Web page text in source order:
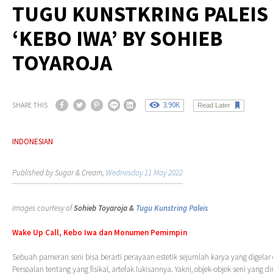
TUGU KUNSTKRING PALEIS
‘KEBO IWA’ BY SOHIEB
TOYAROJA
SHARE THIS 3.90K Read Later
INDONESIAN
Published by Sugar & Cream, Wednesday 11 May 2022
Images courtesy ofSohieb Toyaroja & Tugu Kunstring Paleis
Wake Up Call, Kebo Iwa dan Monumen Pemimpin
Sebuah pameran seni bisa berarti perayaan estetik sejumlah karya yang digelar
Persoalan tentang yang fisikal, artefak lukisannya. Yakni, objek-objek seni yang